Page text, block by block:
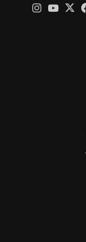
فيسبوك
X يوتيوب